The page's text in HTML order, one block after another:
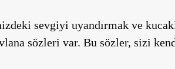
sevgiyi uyandırmak ve
sözleri var. Bu sözler, sizi